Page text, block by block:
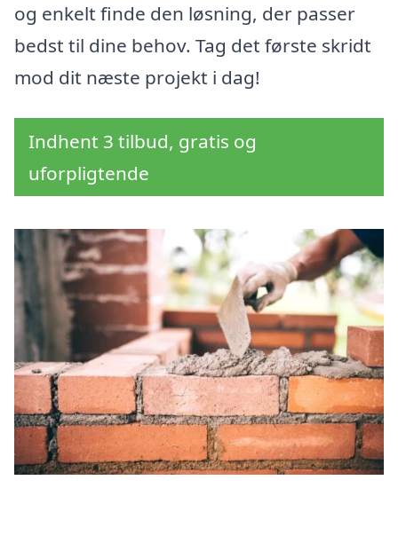
og enkelt finde den løsning, der passer
bedst til dine behov. Tag det første skridt
mod dit næste projekt i dag!
Indhent 3 tilbud, gratis og
uforpligtende